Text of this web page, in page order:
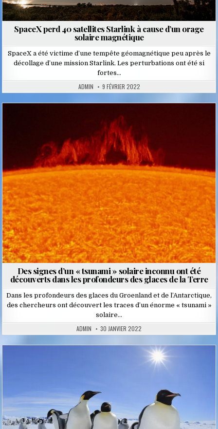
SpaceX perd 40 satellites Starlink à cause d’un orage
solaire magnétique
SpaceX a été victime d’une tempête géomagnétique peu après le
décollage d’une mission Starlink. Les perturbations ont été si
fortes…
ADMIN 9 FÉVRIER 2022
Posted
in
Des signes d’un « tsunami » solaire inconnu ont été
découverts dans les profondeurs des glaces de la Terre
Dans les profondeurs des glaces du Groenland et de l’Antarctique,
des chercheurs ont découvert les traces d’un énorme « tsunami »
solaire…
ADMIN 30 JANVIER 2022